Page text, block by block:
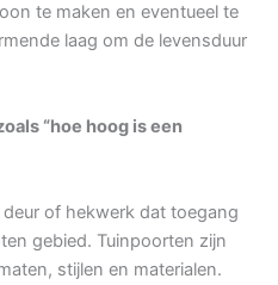
te maken en eventueel te
laag om de levensduur
“hoe hoog is een
of hekwerk dat toegang
gebied. Tuinpoorten zijn
stijlen en materialen.